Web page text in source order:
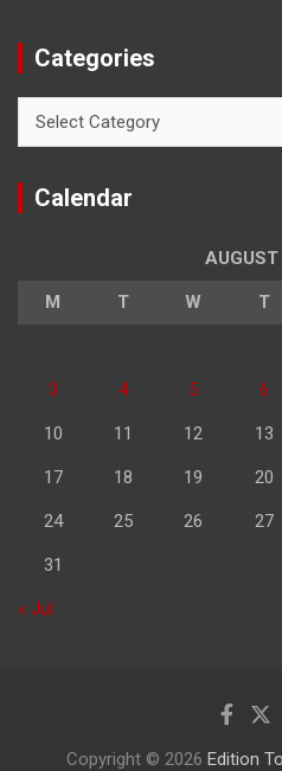
Categories
Calendar
M T W T
3 4 5 6
10 11 12 13
17 18 19 20
24 25 26 27
31
« Jul
Copyright © 2026 Edition